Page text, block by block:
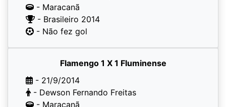
- Maracanã
- Brasileiro 2014
- Não fez gol
Flamengo 1 X 1 Fluminense
- 21/9/2014
- Dewson Fernando Freitas
- Maracanã